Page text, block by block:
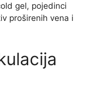
gel, pojedinci
proširenih vena i